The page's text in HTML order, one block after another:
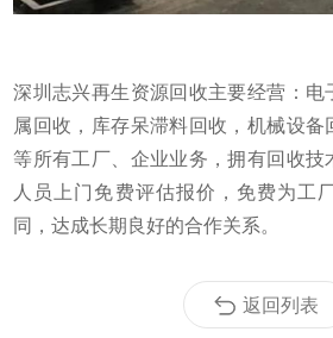
深圳志兴再生资源回收主要经营：电
属回收，库存呆滞料回收，机械设备
等所有工厂、企业业务，拥有回收技
人员上门免费评估报价，免费为工
同，达成长期良好的合作关系。
返回列表